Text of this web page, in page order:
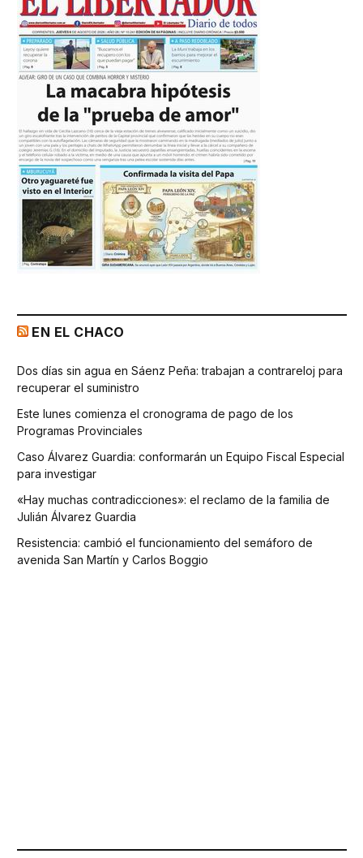
EN EL CHACO
Dos días sin agua en Sáenz Peña: trabajan a contrareloj para
recuperar el suministro
Este lunes comienza el cronograma de pago de los
Programas Provinciales
Caso Álvarez Guardia: conformarán un Equipo Fiscal Especial
para investigar
«Hay muchas contradicciones»: el reclamo de la familia de
Julián Álvarez Guardia
Resistencia: cambió el funcionamiento del semáforo de
avenida San Martín y Carlos Boggio